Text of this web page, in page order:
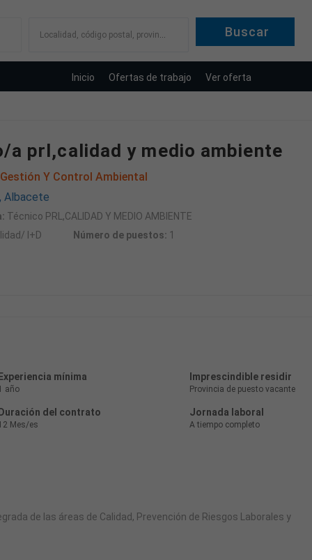
Localidad, código postal, provincia
Inicio Ofertas de trabajo Ver oferta
a prl,calidad y medio ambiente
Y Control Ambiental
Albacete
Técnico PRL,CALIDAD Y MEDIO AMBIENTE
I+D Número de puestos: 1
Experiencia mínima
año
Imprescindible residir
Provincia de puesto vacante
Duración del contrato
Mes/es
Jornada laboral
A tiempo completo
de las áreas de Calidad, Prevención de Riesgos Laborales y